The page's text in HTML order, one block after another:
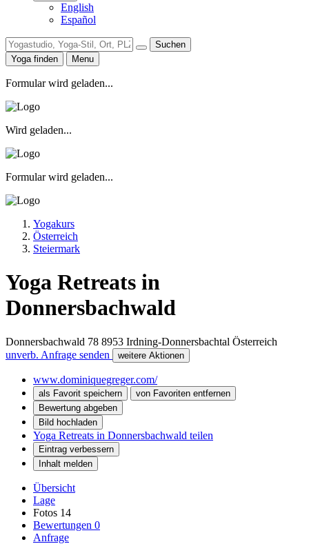
English
Español
Suchen
Yoga finden
Menu
Formular wird geladen...
Wird geladen...
Formular wird geladen...
Yogakurs
Österreich
Steiermark
Yoga Retreats in
Donnersbachwald
Donnersbachwald 78 8953 Irdning-Donnersbachtal Österreich
unverb. Anfrage senden
weitere Aktionen
www.dominiquegreger.com/
als Favorit speichern
von Favoriten entfernen
Bewertung abgeben
Bild hochladen
Yoga Retreats in Donnersbachwald teilen
Eintrag verbessern
Inhalt melden
Übersicht
Lage
Fotos 14
Bewertungen 0
Anfrage